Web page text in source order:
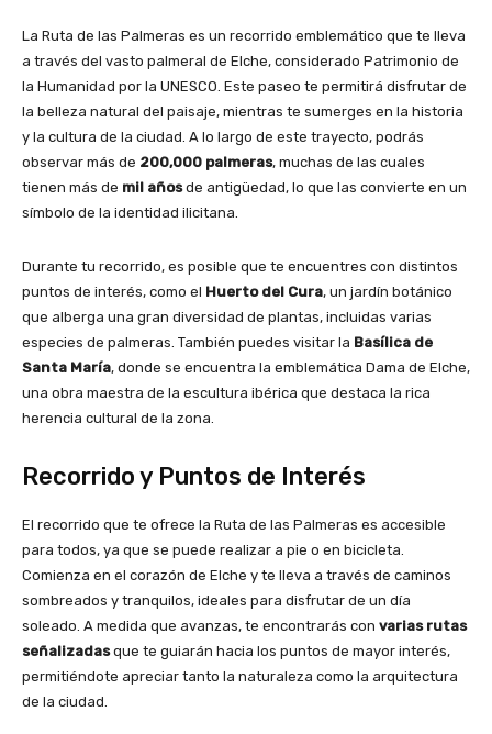
La Ruta de las Palmeras es un recorrido emblemático que te lleva
a través del vasto palmeral de Elche, considerado Patrimonio de
la Humanidad por la UNESCO. Este paseo te permitirá disfrutar de
la belleza natural del paisaje, mientras te sumerges en la historia
y la cultura de la ciudad. A lo largo de este trayecto, podrás
observar más de 200,000 palmeras, muchas de las cuales
tienen más de mil añosde antigüedad, lo que las convierte en un
símbolo de la identidad ilicitana.
Durante tu recorrido, es posible que te encuentres con distintos
puntos de interés, como el Huerto del Cura, un jardín botánico
que alberga una gran diversidad de plantas, incluidas varias
especies de palmeras. También puedes visitar la Basílica de
Santa María, donde se encuentra la emblemática Dama de Elche,
una obra maestra de la escultura ibérica que destaca la rica
herencia cultural de la zona.
Recorrido y Puntos de Interés
El recorrido que te ofrece la Ruta de las Palmeras es accesible
para todos, ya que se puede realizar a pie o en bicicleta.
Comienza en el corazón de Elche y te lleva a través de caminos
sombreados y tranquilos, ideales para disfrutar de un día
soleado. A medida que avanzas, te encontrarás con varias rutas
señalizadasque te guiarán hacia los puntos de mayor interés,
permitiéndote apreciar tanto la naturaleza como la arquitectura
de la ciudad.